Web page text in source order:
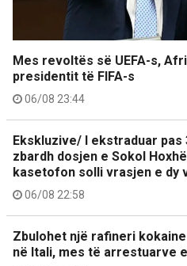
Mes revoltës së UEFA-s,
presidentit të FIFA-s
06/08 23:44
Ekskluzive/ I ekstraduar pas
zbardh dosjen e Sokol
kasetofon solli vrasjen e dy
06/08 22:58
Zbulohet një rafineri
në Itali, mes të arrestuarve